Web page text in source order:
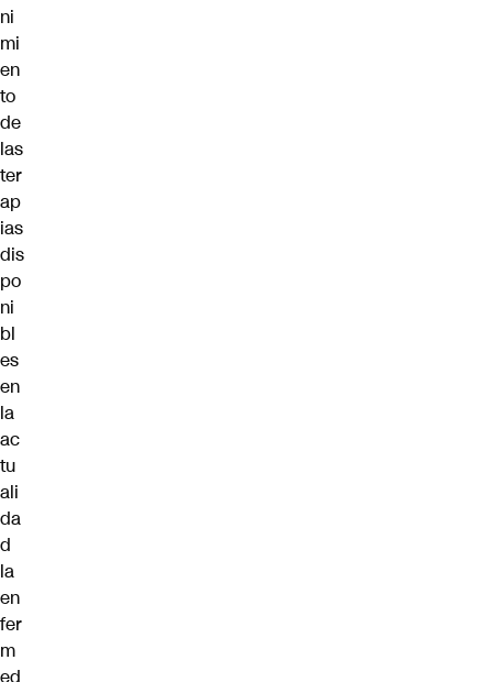
ni
mi
en
to
de
las
ter
ap
ias
dis
po
ni
bl
es
en
la
ac
tu
ali
da
d
la
en
fer
m
ed